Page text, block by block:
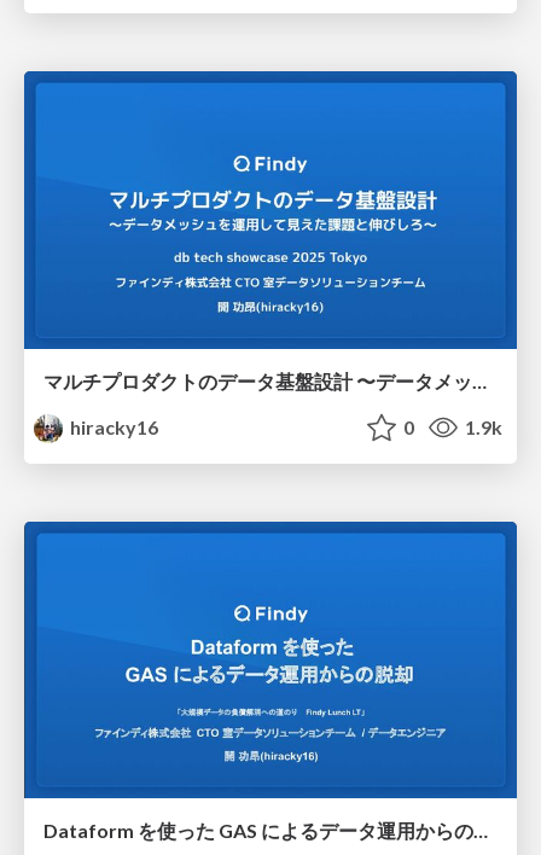
マルチプロダクトのデータ基盤設計 〜データメッシュを運用して見えた課題と伸びしろ〜
hiracky16
0 1.9k
Dataform を使った GAS によるデータ運用からの脱却